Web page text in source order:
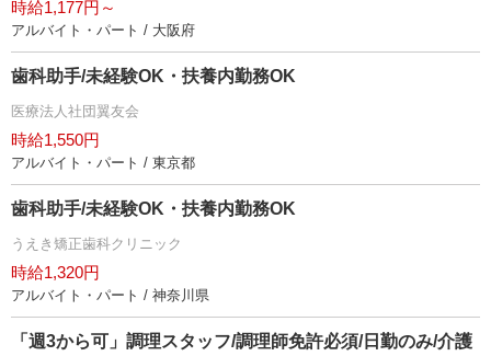
時給1,177円～
アルバイト・パート / 大阪府
歯科助手/未経験OK・扶養内勤務OK
医療法人社団翼友会
時給1,550円
アルバイト・パート / 東京都
歯科助手/未経験OK・扶養内勤務OK
うえき矯正歯科クリニック
時給1,320円
アルバイト・パート / 神奈川県
「週3から可」調理スタッフ/調理師免許必須/日勤のみ/介護